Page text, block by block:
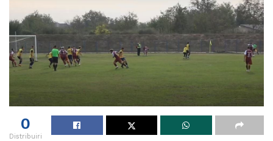
0
Distribuiri